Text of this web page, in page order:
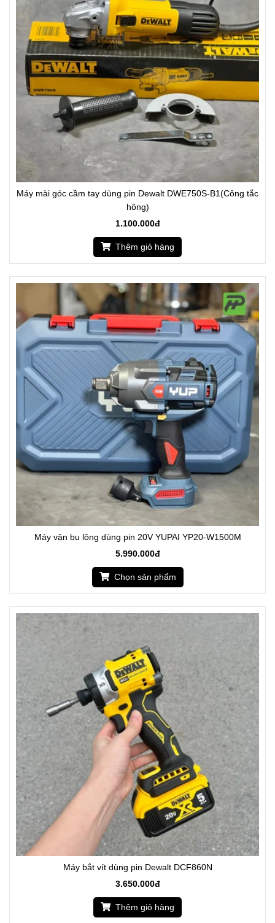
Máy mài góc cầm tay dùng pin Dewalt DWE750S-B1(Công tắc
hông)
1.100.000đ
Thêm giỏ hàng
Máy vặn bu lông dùng pin 20V YUPAI YP20-W1500M
5.990.000đ
Chọn sản phẩm
Máy bắt vít dùng pin Dewalt DCF860N
3.650.000đ
Thêm giỏ hàng